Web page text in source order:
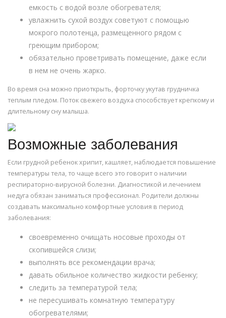
емкость с водой возле обогревателя;
увлажнить сухой воздух советуют с помощью
мокрого полотенца, размещенного рядом с
греющим прибором;
обязательно проветривать помещение, даже если
в нем не очень жарко.
Во время сна можно приоткрыть, форточку укутав грудничка
теплым пледом. Поток свежего воздуха способствует крепкому и
длительному сну малыша.
Возможные заболевания
Если грудной ребенок хрипит, кашляет, наблюдается повышение
температуры тела, то чаще всего это говорит о наличии
респираторно-вирусной болезни. Диагностикой и лечением
недуга обязан заниматься профессионал. Родители должны
создавать максимально комфортные условия в период
заболевания:
своевременно очищать носовые проходы от
скопившейся слизи;
выполнять все рекомендации врача;
давать обильное количество жидкости ребенку;
следить за температурой тела;
не пересушивать комнатную температуру
обогревателями;